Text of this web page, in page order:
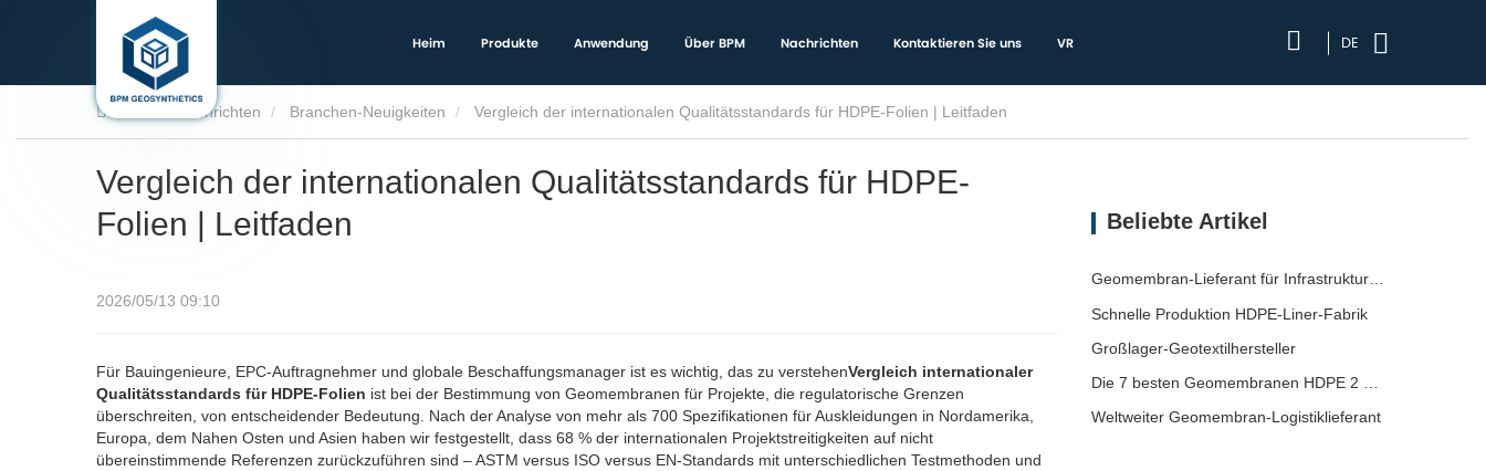
Heim Produkte Anwendung Über BPM Nachrichten Kontaktieren Sie uns VR DE
Nachrichten Branchen-Neuigkeiten Vergleich der internationalen Qualitätsstandards für HDPE-Folien | Leitfaden
Vergleich der internationalen Qualitätsstandards für HDPE-
Folien | Leitfaden
2026/05/13 09:10
Für Bauingenieure, EPC-Auftragnehmer und globale Beschaffungsmanager ist es wichtig, das zu verstehenVergleich internationaler
Qualitätsstandards für HDPE-Folien ist bei der Bestimmung von Geomembranen für Projekte, die regulatorische Grenzen
überschreiten, von entscheidender Bedeutung. Nach der Analyse von mehr als 700 Spezifikationen für Auskleidungen in Nordamerika,
Europa, dem Nahen Osten und Asien haben wir festgestellt, dass 68 % der internationalen Projektstreitigkeiten auf nicht
übereinstimmende Referenzen zurückzuführen sind – ASTM versus ISO versus EN-Standards mit unterschiedlichen Testmethoden und
Beliebte Artikel
Geomembran-Lieferant für Infrastrukturentwickler
Schnelle Produktion HDPE-Liner-Fabrik
Großlager-Geotextilhersteller
Weltweiter Geomembran-Logistiklieferant